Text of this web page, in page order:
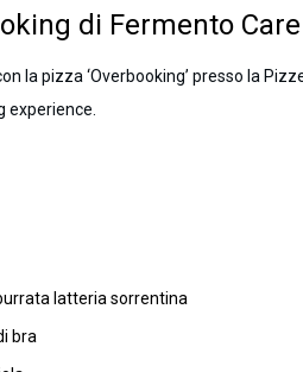
di Fermento
la pizza ‘Overbooking’ presso la
experience.
latteria sorrentina
bra